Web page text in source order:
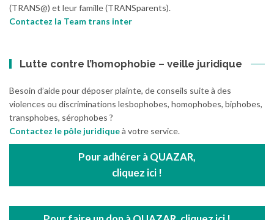
(TRANS@) et leur famille (TRANSparents).
Contactez la Team trans inter
Lutte contre l’homophobie – veille juridique
Besoin d’aide pour déposer plainte, de conseils suite à des
violences ou discriminations lesbophobes, homophobes, biphobes,
transphobes, sérophobes ?
Contactez le pôle juridiqueà votre service.
Pour adhérer à QUAZAR,
cliquez ici !